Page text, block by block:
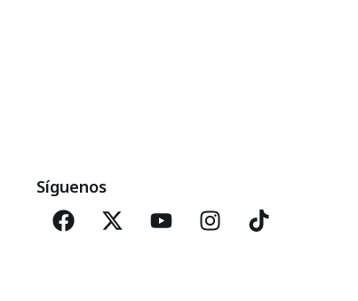
Síguenos